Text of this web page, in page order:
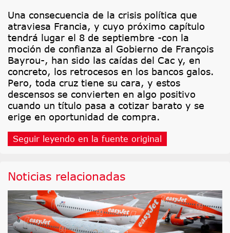
Una consecuencia de la crisis política que
atraviesa Francia, y cuyo próximo capítulo
tendrá lugar el 8 de septiembre -con la
moción de confianza al Gobierno de François
Bayrou-, han sido las caídas del Cac y, en
concreto, los retrocesos en los bancos galos.
Pero, toda cruz tiene su cara, y estos
descensos se convierten en algo positivo
cuando un título pasa a cotizar barato y se
erige en oportunidad de compra.
Seguir leyendo en la fuente original
Noticias relacionadas